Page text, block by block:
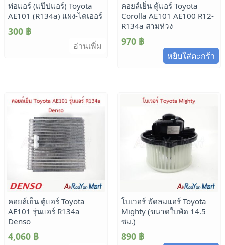
ท่อแอร์ (แป๊ปแอร์) Toyota
AE101 (R134a) แผง-ไดเออร์
300 ฿
อ่านเพิ่ม
คอยล์เย็น ตู้แอร์ Toyota
Corolla AE101 AE100 R12-
R134a สามห่วง
970 ฿
หยิบใส่ตะกร้า
คอยล์เย็น ตู้แอร์ Toyota
AE101 รุ่นแอร์ R134a
Denso
4,060 ฿
โบเวอร์ พัดลมแอร์ Toyota
Mighty (ขนาดใบพัด 14.5
ซม.)
890 ฿